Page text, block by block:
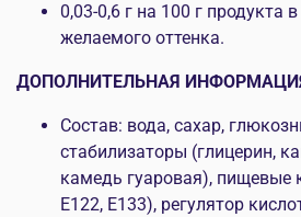
0,03-0,6 г на 100 г продукта
желаемого оттенка.
ДОПОЛНИТЕЛЬНАЯ
Состав: вода, сахар,
стабилизаторы (глицерин,
камедь гуаровая), пищевые
Е122, Е133), регулятор